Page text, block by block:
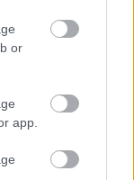
or
app.